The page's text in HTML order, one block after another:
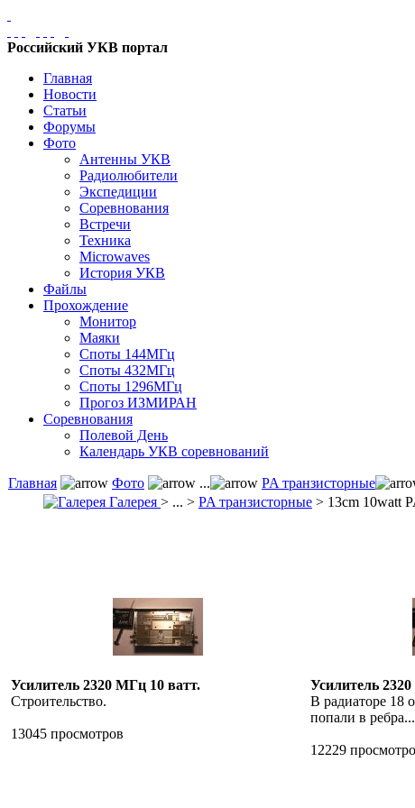
Российский УКВ портал
Главная
Новости
Статьи
Форумы
Фото
Антенны УКВ
Радиолюбители
Экспедиции
Соревнования
Встречи
Техника
Microwaves
История УКВ
Файлы
Прохождение
Монитор
Маяки
Споты 144МГц
Споты 432МГц
Споты 1296МГц
Прогоз ИЗМИРАН
Соревнования
Полевой День
Календарь УКВ соревнований
Главная Фото ... PA транзисторные
Галерея > ... > PA транзисторные > 13cm 10watt
Усилитель 2320 МГц 10 ватт.
Строительство.
13045 просмотров
Усилитель
В радиаторе 18
попали в ребра...
12229